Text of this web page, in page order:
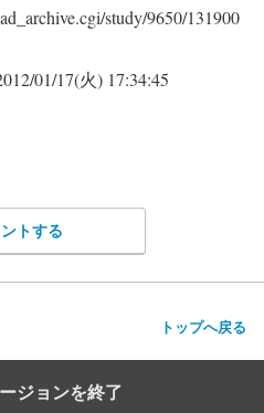
study/9650/131900
01/17(火) 17:34:45
トする
トップへ戻る
ジョンを終了